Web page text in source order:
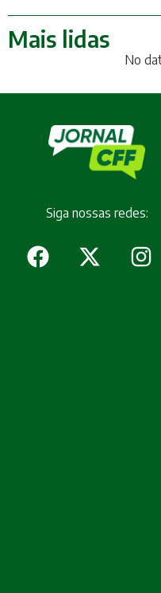
Mais lidas
No
Siga nossas redes: